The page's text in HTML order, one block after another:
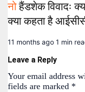
नोहैंडशेक विवादः
क्या कहता है
11 months ago 1 min
Leave a Reply
Your email address
fields are marked *